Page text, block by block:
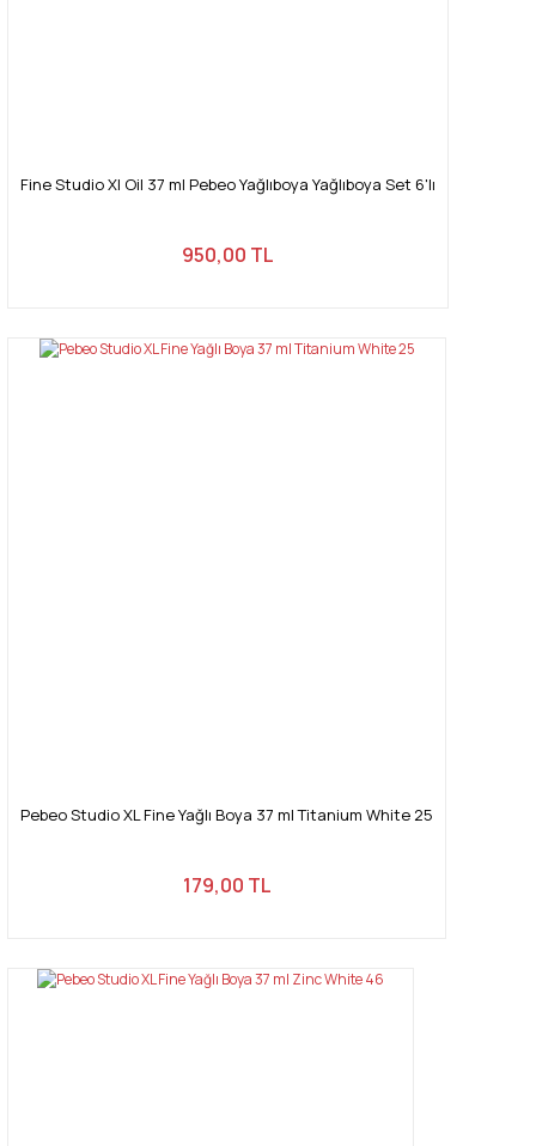
Fine Studio Xl Oil 37 ml Pebeo Yağlıboya Yağlıboya Set 6'lı
950,00 TL
Pebeo Studio XL Fine Yağlı Boya 37 ml Titanium White 25
179,00 TL